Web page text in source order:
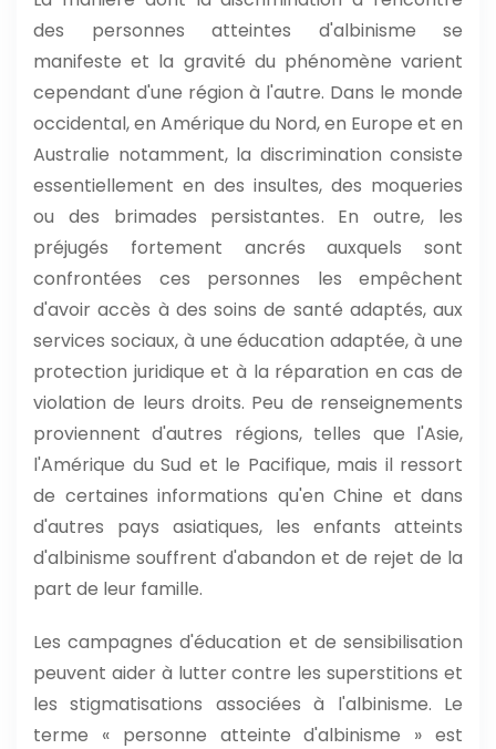
des personnes atteintes d'albinisme se
manifeste et la gravité du phénomène varient
cependant d'une région à l'autre. Dans le monde
occidental, en Amérique du Nord, en Europe et en
Australie notamment, la discrimination consiste
essentiellement en des insultes, des moqueries
ou des brimades persistantes. En outre, les
préjugés fortement ancrés auxquels sont
confrontées ces personnes les empêchent
d'avoir accès à des soins de santé adaptés, aux
services sociaux, à une éducation adaptée, à une
protection juridique et à la réparation en cas de
violation de leurs droits. Peu de renseignements
proviennent d'autres régions, telles que l'Asie,
l'Amérique du Sud et le Pacifique, mais il ressort
de certaines informations qu'en Chine et dans
d'autres pays asiatiques, les enfants atteints
d'albinisme souffrent d'abandon et de rejet de la
part de leur famille.
Les campagnes d'éducation et de sensibilisation
peuvent aider à lutter contre les superstitions et
les stigmatisations associées à l'albinisme. Le
terme « personne atteinte d'albinisme » est